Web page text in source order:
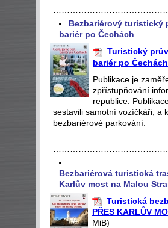
Bezbariérový turistický
bariér po Čechách
Turistický
bariér po Čechách
Publikace je
zpřístupňování
republice.
sestavili samotní vozíčkáři, a
bezbariérové parkování.
Bezbariérová turistická
Karlův most na Malou
Turistická
PŘES KARLŮV
MiB)